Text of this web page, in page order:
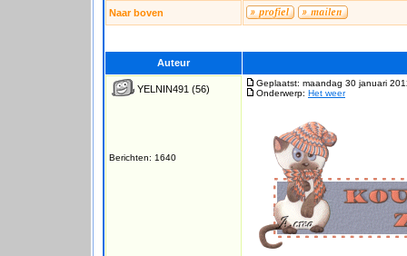
Naar boven
Auteur
YELNIN491 (56)
Berichten: 1640
Geplaatst: maandag 30 januari
Onderwerp: Het weer